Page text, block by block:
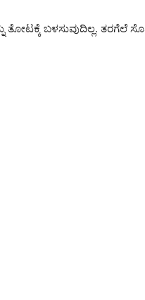
ಬಳಸುವುದಿಲ್ಲ. ತರಗೆಲೆ